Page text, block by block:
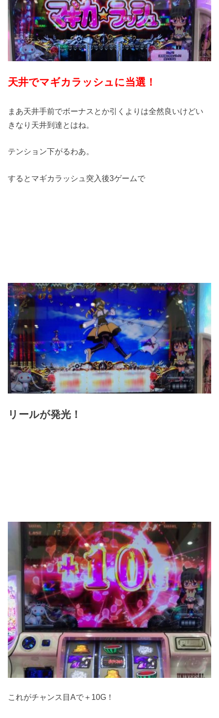
天井でマギカラッシュに当選！
まあ天井手前でボーナスとか引くよりは全然良いけどい
きなり天井到達とはね。
テンション下がるわあ。
するとマギカラッシュ突入後3ゲームで
リールが発光！
これがチャンス目Aで＋10G！